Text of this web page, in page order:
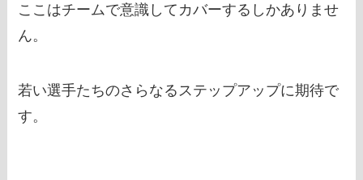
ここはチームで意識してカバーするしかありませ
ん。
若い選手たちのさらなるステップアップに期待で
す。